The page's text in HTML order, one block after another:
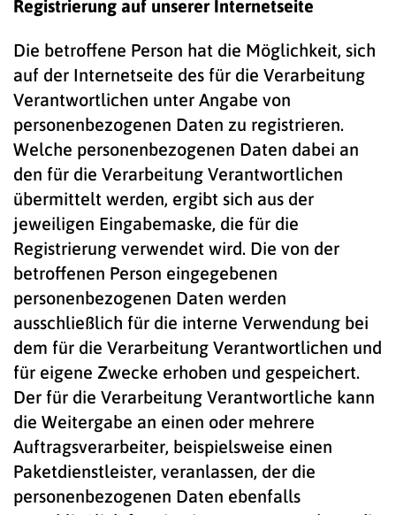
Registrierung auf unserer Internetseite
Die betroffene Person hat die Möglichkeit, sich
auf der Internetseite des für die Verarbeitung
Verantwortlichen unter Angabe von
personenbezogenen Daten zu registrieren.
Welche personenbezogenen Daten dabei an
den für die Verarbeitung Verantwortlichen
übermittelt werden, ergibt sich aus der
jeweiligen Eingabemaske, die für die
Registrierung verwendet wird. Die von der
betroffenen Person eingegebenen
personenbezogenen Daten werden
ausschließlich für die interne Verwendung bei
dem für die Verarbeitung Verantwortlichen und
für eigene Zwecke erhoben und gespeichert.
Der für die Verarbeitung Verantwortliche kann
die Weitergabe an einen oder mehrere
Auftragsverarbeiter, beispielsweise einen
Paketdienstleister, veranlassen, der die
personenbezogenen Daten ebenfalls